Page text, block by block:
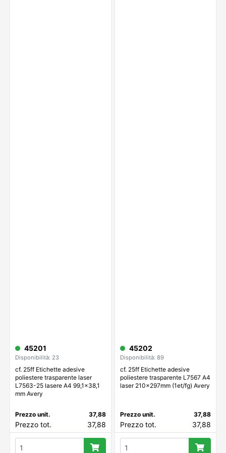
45201
Disponibilità: 23
cf. 25ff Etichette adesive
poliestere trasparente laser
L7563-25 lasere A4 99,1x38,1
mm Avery
Prezzo unit. 37,88
Prezzo tot. 37,88
45202
Disponibilità: 89
cf. 25ff Etichette adesive
poliestere trasparente L7567 A4
laser 210x297mm (1et/fg) Avery
Prezzo unit. 37,88
Prezzo tot. 37,88